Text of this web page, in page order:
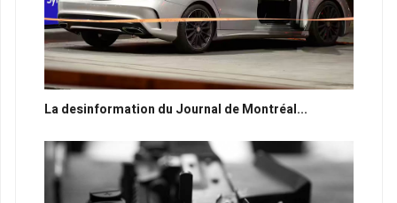
La desinformation du Journal de Montréal...